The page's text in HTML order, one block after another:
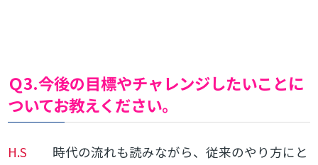
Ｑ3.今後の目標やチャレンジしたいことに
ついてお教えください。
H.S 時代の流れも読みながら、従来のやり方にと